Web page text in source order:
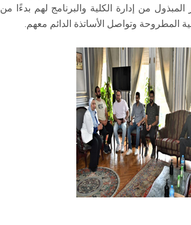
المبذول من إدارة الكلية والبرنامج لهم بدءًا من
المطروحة وتواصل الأساتذة الدائم معهم.